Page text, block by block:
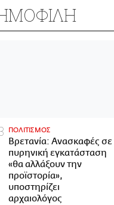
ΠΟΛΙΤΙΣΜΟΣ
Βρετανία: Ανασκαφές σε
πυρηνική εγκατάσταση
«θα αλλάξουν την
προϊστορία»,
υποστηρίζει
αρχαιολόγος